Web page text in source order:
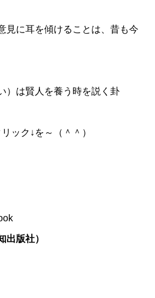
見に耳を傾けることは、昔も今
）は賢人を養う時を説く卦
ック↓を～（＾＾）
出版社）